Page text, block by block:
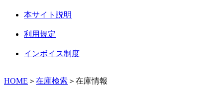
本サイト説明
利用規定
インボイス制度
HOME ＞ 在庫検索 ＞在庫情報